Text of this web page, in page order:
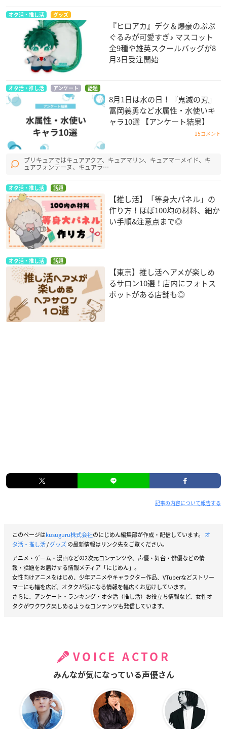
オタ活・推し活 グッズ
『ヒロアカ』デク＆爆豪のぷぷ
ぐるみが可愛すぎ♪ マスコット
全9種や雄英スクールバッグが8
月3日受注開始
オタ活・推し活 アンケート 話題
8月1日は水の日！『鬼滅の刃』
冨岡義勇など水属性・水使いキ
ャラ10選 【アンケート結果】
15コメント
プリキュアではキュアアクア、キュアマリン、キュアマーメイド、キ
ュアフォンテーヌ、キュアラ…
オタ活・推し活 話題
【推し活】「等身大パネル」の
作り方！ほぼ100均の材料、細か
い手順&注意点まで◎
オタ活・推し活 話題
【東京】推し活ヘアメが楽しめ
るサロン10選！店内にフォトス
ポットがある店舗も◎
記事の内容について報告する
このページはkusuguru株式会社のにじめん編集部が作成・配信しています。 オ
タ活・推し活/グッズの最新情報はリンク先をご覧ください。
アニメ・ゲーム・漫画などの2次元コンテンツや、声優・舞台・俳優などの情
報・話題をお届けする情報メディア「にじめん」。
女性向けアニメをはじめ、少年アニメやキャラクター作品、VTuberなどストリー
マーにも幅を広げ、オタクが気になる情報を幅広くお届けしています。
さらに、アンケート・ランキング・オタ活（推し活）お役立ち情報など、女性オ
タクがワクワク楽しめるようなコンテンツも発信しています。
VOICE ACTOR
みんなが気になっている声優さん